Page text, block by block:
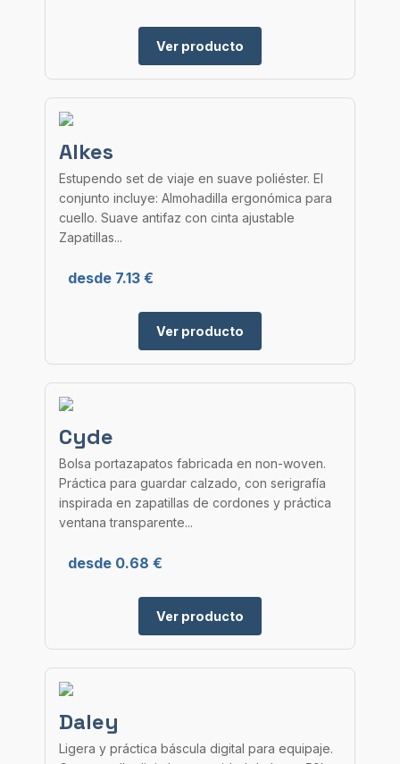
Ver producto
Alkes
Estupendo set de viaje en suave poliéster. El
conjunto incluye: Almohadilla ergonómica para
cuello. Suave antifaz con cinta ajustable
Zapatillas...
desde 7.13 €
Ver producto
Cyde
Bolsa portazapatos fabricada en non-woven.
Práctica para guardar calzado, con serigrafía
inspirada en zapatillas de cordones y práctica
ventana transparente...
desde 0.68 €
Ver producto
Daley
Ligera y práctica báscula digital para equipaje.